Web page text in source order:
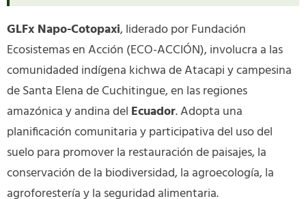
GLFx Napo-Cotopaxi, liderado por Fundación
Ecosistemas en Acción (ECO-ACCIÓN), involucra a las
comunidaded indígena kichwa de Atacapi y campesina
de Santa Elena de Cuchitingue, en las regiones
amazónica y andina del Ecuador. Adopta una
planificación comunitaria y participativa del uso del
suelo para promover la restauración de paisajes, la
conservación de la biodiversidad, la agroecología, la
agroforestería y la seguridad alimentaria.